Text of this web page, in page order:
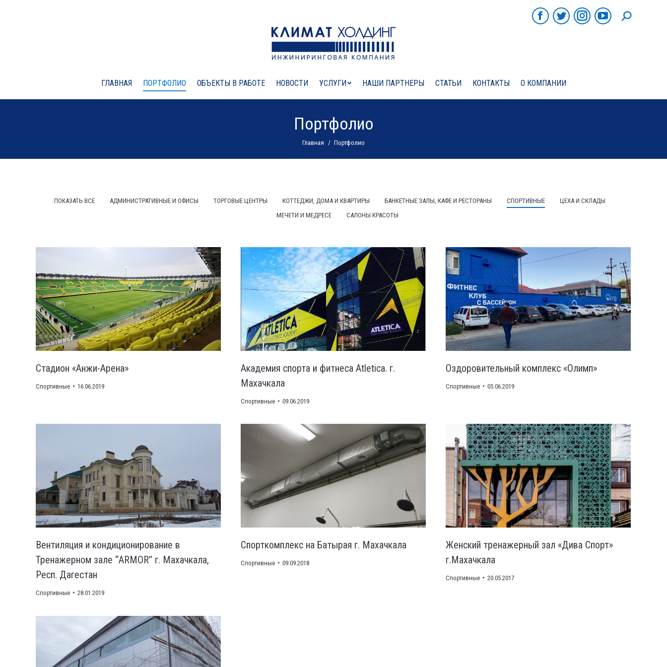
FacebookTwitterInstagramYouTube
ПОИСК
ГЛАВНАЯ ПОРТФОЛИО ОБЪЕКТЫ В РАБОТЕ НОВОСТИ УСЛУГИ НАШИ ПАРТНЕРЫ СТАТЬИ КОНТАКТЫ О КОМПАНИИ
Портфолио
Вы здесь:
Главная Портфолио
ПОКАЗАТЬ ВСЕ АДМИНИСТРАТИВНЫЕ И ОФИСЫ ТОРГОВЫЕ ЦЕНТРЫ КОТТЕДЖИ, ДОМА И КВАРТИРЫ БАНКЕТНЫЕ ЗАЛЫ, КАФЕ И РЕСТОРАНЫ СПОРТИВНЫЕ
ЦЕХА И СКЛАДЫ
МЕЧЕТИ И МЕДРЕСЕ
САЛОНЫ КРАСОТЫ
Стадион «Анжи-Арена»
Спортивные 16.06.2019
Академия спорта и фитнеса Atletica. г.
Махачкала
Спортивные 09.06.2019
Оздоровительный комплекс «Олимп»
Спортивные 05.06.2019
Вентиляция и кондиционирование в
Тренажерном зале “ARMOR” г. Махачкала,
Респ. Дагестан
Спортивные 28.01.2019
Спорткомплекс на Батырая г. Махачкала
Спортивные 09.09.2018
Женский тренажерный зал «Дива Спорт»
г.Махачкала
Спортивные 20.05.2017